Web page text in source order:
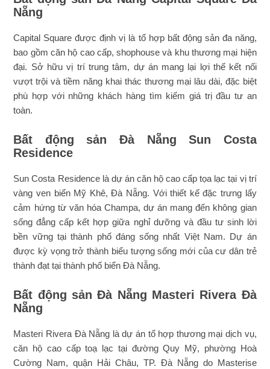
Nẵng
Capital Square được định vị là tổ hợp bất động sản đa năng,
bao gồm căn hộ cao cấp, shophouse và khu thương mại hiện
đại. Sở hữu vị trí trung tâm, dự án mang lại lợi thế kết nối
vượt trội và tiềm năng khai thác thương mại lâu dài, đặc biệt
phù hợp với những khách hàng tìm kiếm giá trị đầu tư an
toàn.
Bất động sản Đà Nẵng Sun Costa
Residence
Sun Costa Residence là dự án căn hộ cao cấp tọa lạc tại vị trí
vàng ven biển Mỹ Khê, Đà Nẵng. Với thiết kế đặc trưng lấy
cảm hứng từ văn hóa Champa, dự án mang đến không gian
sống đẳng cấp kết hợp giữa nghỉ dưỡng và đầu tư sinh lời
bền vững tại thành phố đáng sống nhất Việt Nam. Dự án
được kỳ vọng trở thành biểu tượng sống mới của cư dân trẻ
thành đạt tại thành phố biển Đà Nẵng.
Bất động sản Đà Nẵng Masteri Rivera Đà
Nẵng
Masteri Rivera Đà Nẵng là dự án tổ hợp thương mại dịch vụ,
căn hộ cao cấp toạ lạc tại đường Quy Mỹ, phường Hoà
Cường Nam, quận Hải Châu, TP. Đà Nẵng do Masterise